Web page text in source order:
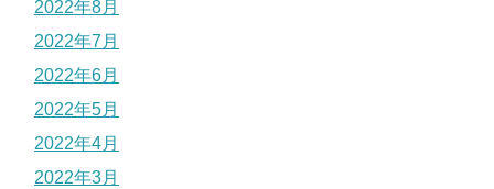
2022年8月
2022年7月
2022年6月
2022年5月
2022年4月
2022年3月